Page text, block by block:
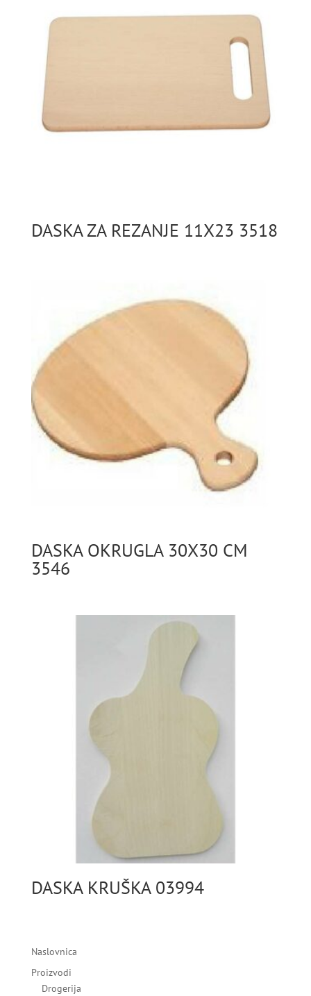
DASKA ZA REZANJE 11X23 3518
DASKA OKRUGLA 30X30 CM
3546
DASKA KRUŠKA 03994
Naslovnica
Proizvodi
Drogerija